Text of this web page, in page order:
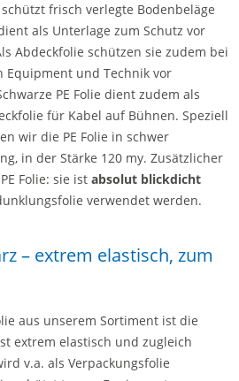
frisch verlegte Bodenbeläge
als Unterlage zum Schutz vor
Abdeckfolie schützen sie zudem bei
Equipment und Technik vor
PE Folie dient zudem als
für Kabel auf Bühnen. Speziell
wir die PE Folie in schwer
in der Stärke 120 my. Zusätzlicher
Folie: sie ist absolut blickdicht
verwendet werden.
– extrem elastisch, zum
aus unserem Sortiment ist die
extrem elastisch und zugleich
v.a. als Verpackungsfolie